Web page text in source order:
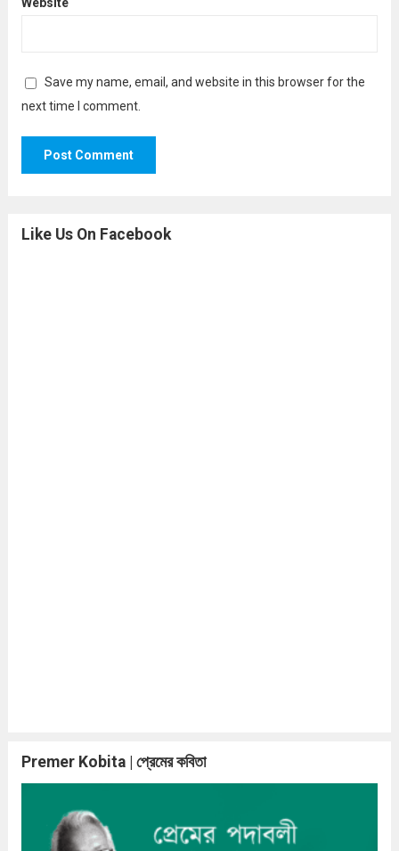
Save my name, email, and website in this browser for the
next time I comment.
Like Us On Facebook
Premer Kobita | প্রেমের কবিতা